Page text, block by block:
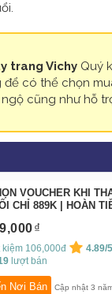
trang Vichy Quý
có thể chọn
cũng như hỗ
VOUCHER KHI
CHỈ 889K | HOÀN
sâu Vichy Mineral
da) 50ml
By:Vichy
kiệm 106,000đ 4.89/5
lượt bán
Nơi Bán Cập nhật 3